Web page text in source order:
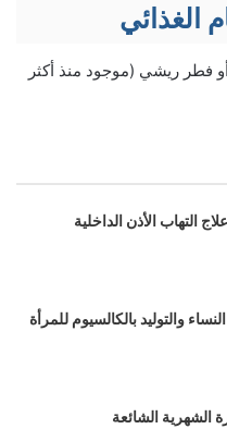
الغذائي
فطر ريشي (موجود منذ أكثر
التهاب الأذن الداخلية
والتوليد بالكالسيوم للمرأة
الشهرية الشائعة